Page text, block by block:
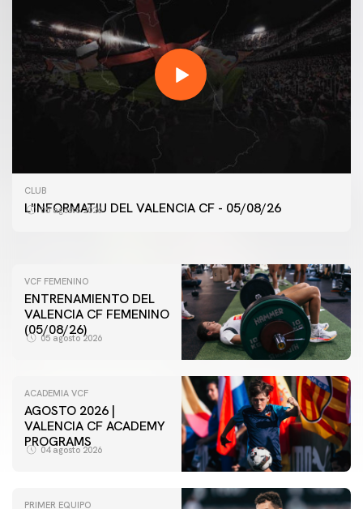
CLUB
L'INFORMATIU DEL VALENCIA CF - 05/08/26
05 agosto 2026
ENTRENAMIENTO MATINAL DEL VALENCIA CF
5/8/2026
VCF FEMENINO
ENTRENAMIENTO DEL
VALENCIA CF FEMENINO
(05/08/26)
05 agosto 2026
ACADEMIA VCF
AGOSTO 2026 |
VALENCIA CF ACADEMY
PROGRAMS
04 agosto 2026
PRIMER EQUIPO